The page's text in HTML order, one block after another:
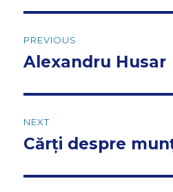
navigation
PREVIOUS
Previous
Alexandru Husar
NEXT
Next
Cărți despre